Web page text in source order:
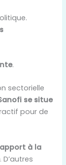
.
sectorielle
se situe
pour de
à la
. D’autres